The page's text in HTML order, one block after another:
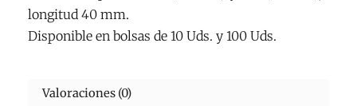
longitud 40 mm.
Disponible en bolsas de 10 Uds. y 100 Uds.
Valoraciones (0)